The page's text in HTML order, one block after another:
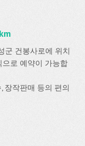
군 건봉사로에 위치
로 예약이 가능합
장작판매 등의 편의